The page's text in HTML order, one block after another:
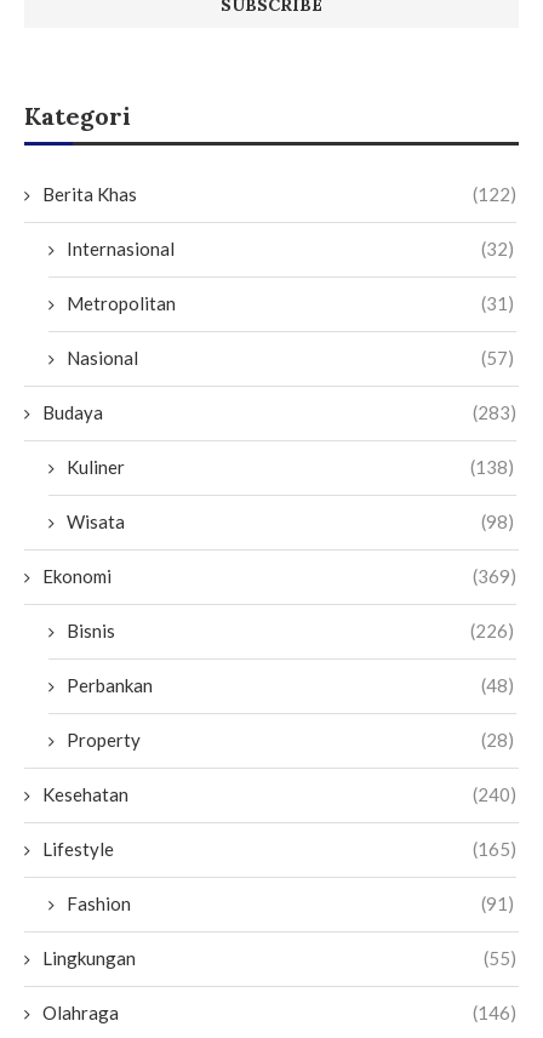
Kategori
Berita Khas (122)
Internasional (32)
Metropolitan (31)
Nasional (57)
Budaya (283)
Kuliner (138)
Wisata (98)
Ekonomi (369)
Bisnis (226)
Perbankan (48)
Property (28)
Kesehatan (240)
Lifestyle (165)
Fashion (91)
Lingkungan (55)
Olahraga (146)